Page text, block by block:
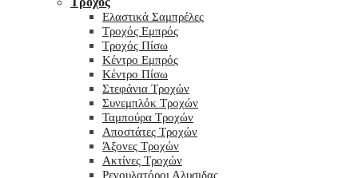
Ελαστικά Σαμπρέλες
Τροχός Εμπρός
Τροχός Πίσω
Κέντρο Εμπρός
Κέντρο Πίσω
Στεφάνια Τροχών
Συνεμπλόκ Τροχών
Ταμπούρα Τροχών
Αποστάτες Τροχών
Άξονες Τροχών
Ακτίνες Τροχών
Ρεγουλατόροι Αλυσιδας